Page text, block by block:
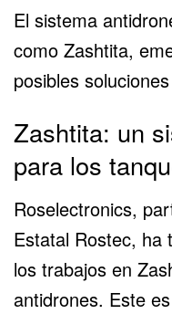
El sistema
como Zashtita,
posibles
Zashtita: un
para los
Roselectronics,
Estatal Rostec, ha
los trabajos en
antidrones. Este